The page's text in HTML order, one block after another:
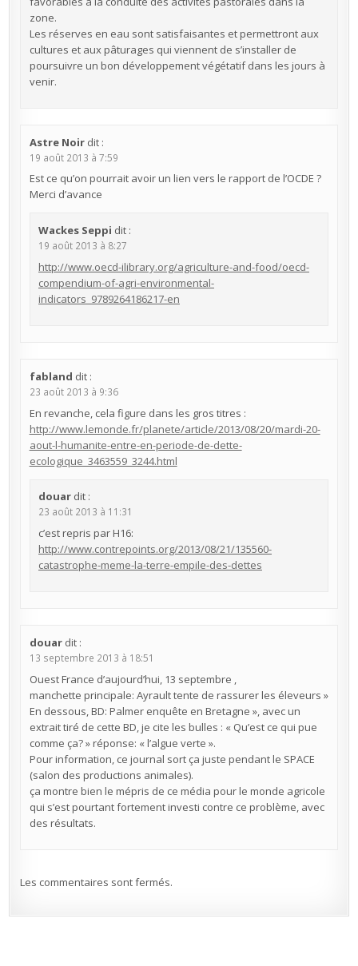
zone.
Les réserves en eau sont satisfaisantes et permettront aux
cultures et aux pâturages qui viennent de s’installer de
poursuivre un bon développement végétatif dans les jours à
venir.
Astre Noir dit :
19 août 2013 à 7:59
Est ce qu’on pourrait avoir un lien vers le rapport de l’OCDE ?
Merci d’avance
Wackes Seppi dit :
19 août 2013 à 8:27
http://www.oecd-ilibrary.org/agriculture-and-food/oecd-
compendium-of-agri-environmental-
indicators_9789264186217-en
fabland dit :
23 août 2013 à 9:36
En revanche, cela figure dans les gros titres :
http://www.lemonde.fr/planete/article/2013/08/20/mardi-20-
aout-l-humanite-entre-en-periode-de-dette-
ecologique_3463559_3244.html
douar dit :
23 août 2013 à 11:31
c’est repris par H16:
http://www.contrepoints.org/2013/08/21/135560-
catastrophe-meme-la-terre-empile-des-dettes
douar dit :
13 septembre 2013 à 18:51
Ouest France d’aujourd’hui, 13 septembre ,
manchette principale: Ayrault tente de rassurer les éleveurs »
En dessous, BD: Palmer enquête en Bretagne », avec un
extrait tiré de cette BD, je cite les bulles : « Qu’est ce qui pue
comme ça? » réponse: « l’algue verte ».
Pour information, ce journal sort ça juste pendant le SPACE
(salon des productions animales).
ça montre bien le mépris de ce média pour le monde agricole
qui s’est pourtant fortement investi contre ce problème, avec
des résultats.
Les commentaires sont fermés.